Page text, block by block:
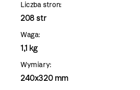
Liczba stron:
208 str
Waga:
1,1 kg
Wymiary:
240x320 mm